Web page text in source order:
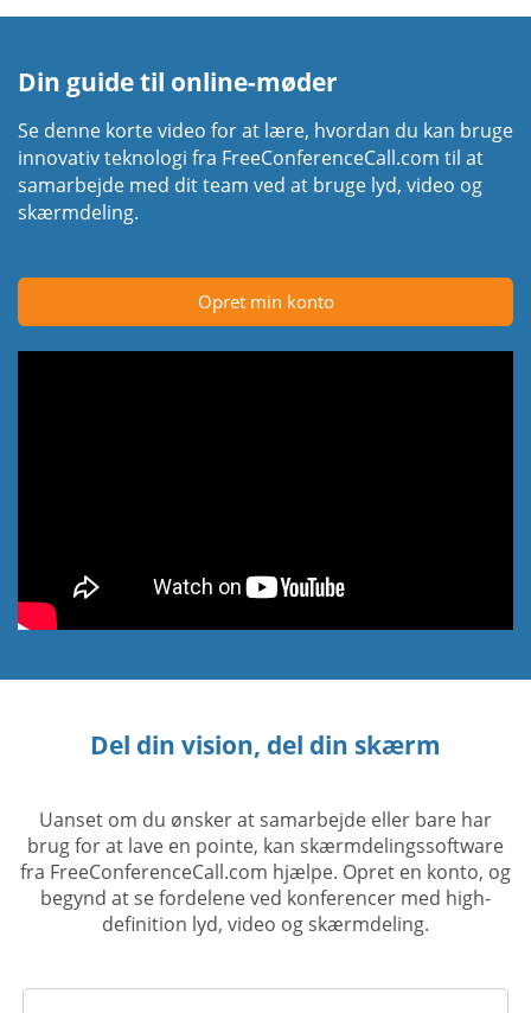
Din guide til online-møder
Se denne korte video for at lære, hvordan du kan bruge
innovativ teknologi fra FreeConferenceCall.com til at
samarbejde med dit team ved at bruge lyd, video og
skærmdeling.
Opret min konto
Del din vision, del din skærm
Uanset om du ønsker at samarbejde eller bare har
brug for at lave en pointe, kan skærmdelingssoftware
fra FreeConferenceCall.com hjælpe. Opret en konto, og
begynd at se fordelene ved konferencer med high-
definition lyd, video og skærmdeling.